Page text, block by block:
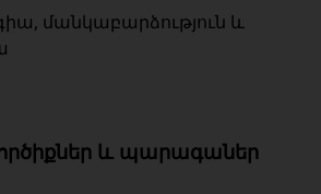
մանկաբարձություն և
և պարագաներ